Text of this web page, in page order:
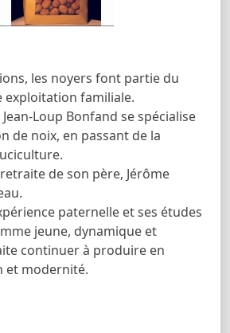
les noyers font partie du
exploitation familiale.
Jean-Loup Bonfand se spécialise
de noix, en passant de la
de son père, Jérôme
paternelle et ses études
jeune, dynamique et
continuer à produire en
et modernité.